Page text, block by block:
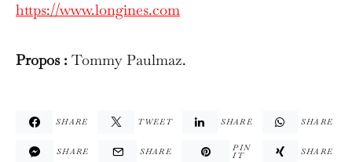
https://www.longines.com
Propos : Tommy Paulmaz.
SHARE TWEET SHARE SHARE
SHARE SHARE PIN
IT SHARE